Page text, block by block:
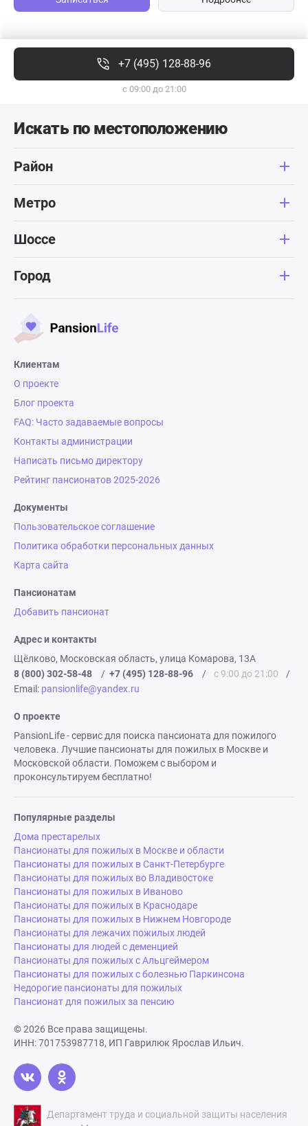
+7 (495) 128-88-96
с 09:00 до 21:00
Искать по местоположению
Район
Метро
Шоссе
Город
Клиентам
О проекте
Блог проекта
FAQ: Часто задаваемые вопросы
Контакты администрации
Написать письмо директору
Рейтинг пансионатов 2025-2026
Документы
Пользовательское соглашение
Политика обработки персональных данных
Карта сайта
Пансионатам
Добавить пансионат
Адрес и контакты
Щёлково, Московская область, улица Комарова, 13А
8 (800) 302-58-48
/ +7 (495) 128-88-96 / с 9:00 до 21:00
/
Email: pansionlife@yandex.ru
О проекте
PansionLife - сервис для поиска пансионата для пожилого
человека. Лучшие пансионаты для пожилых в Москве и
Московской области. Поможем с выбором и
проконсультируем бесплатно!
Популярные разделы
Дома престарелых
Пансионаты для пожилых в Москве и области
Пансионаты для пожилых в Санкт-Петербурге
Пансионаты для пожилых во Владивостоке
Пансионаты для пожилых в Иваново
Пансионаты для пожилых в Краснодаре
Пансионаты для пожилых в Нижнем Новгороде
Пансионаты для лежачих пожилых людей
Пансионаты для людей с деменцией
Пансионаты для пожилых с Альцгеймером
Пансионаты для пожилых с болезнью Паркинсона
Недорогие пансионаты для пожилых
Пансионат для пожилых за пенсию
© 2026 Все права защищены.
ИНН: 701753987718, ИП Гаврилюк Ярослав Ильич.
Департамент труда и социальной защиты населения